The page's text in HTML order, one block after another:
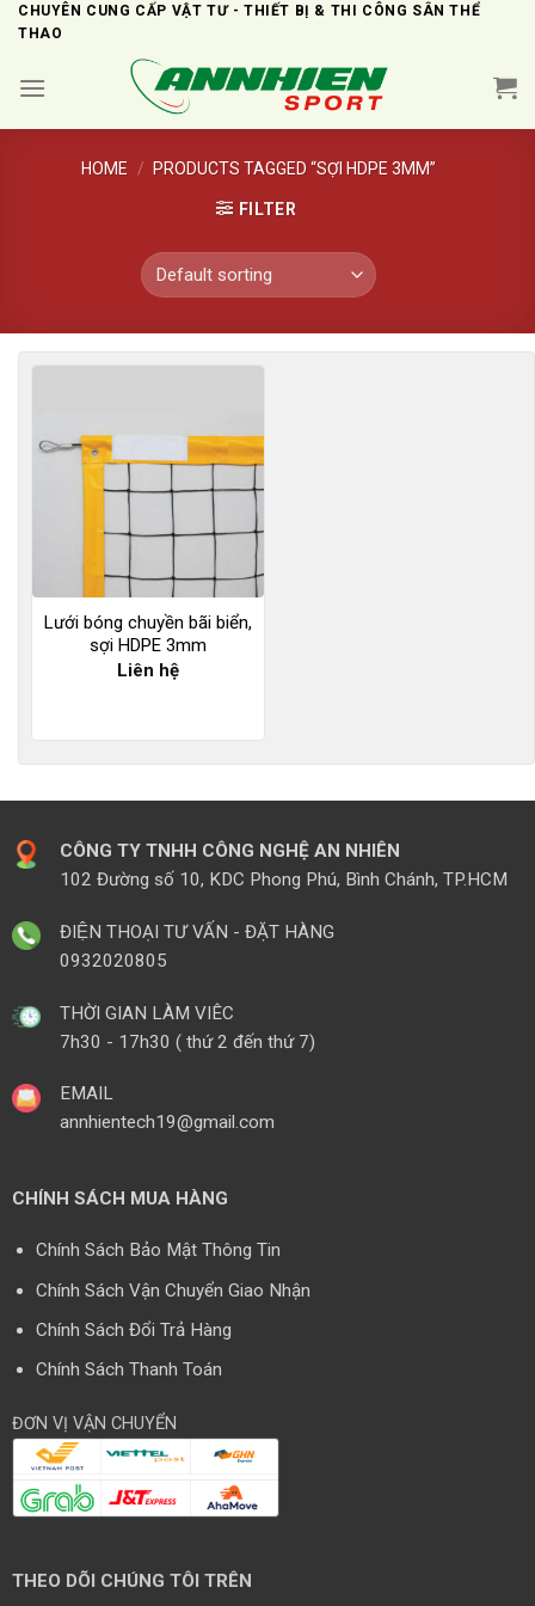
SkipCHUYÊN CUNG CẤP VẬT TƯ - THIẾT BỊ & THI CÔNG SÂN THỂ
THAO
HOME / PRODUCTS TAGGED “SỢI HDPE 3MM”
FILTER
Lưới bóng chuyền bãi biển,
sợi HDPE 3mm
Liên hệ
CÔNG TY TNHH CÔNG NGHỆ AN NHIÊN
102 Đường số 10, KDC Phong Phú, Bình Chánh, TP.HCM
ĐIỆN THOẠI TƯ VẤN - ĐẶT HÀNG
0932020805
THỜI GIAN LÀM VIÊC
7h30 - 17h30 ( thứ 2 đến thứ 7)
EMAIL
annhientech19@gmail.com
CHÍNH SÁCH MUA HÀNG
Chính Sách Bảo Mật Thông Tin
Chính Sách Vận Chuyển Giao Nhận
Chính Sách Đổi Trả Hàng
Chính Sách Thanh Toán
ĐƠN VỊ VẬN CHUYỂN
THEO DÕI CHÚNG TÔI TRÊN